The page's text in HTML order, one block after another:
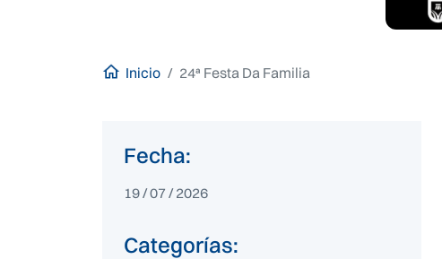
Inicio 24ª Festa Da Familia
Fecha:
19 / 07 / 2026
Categorías: